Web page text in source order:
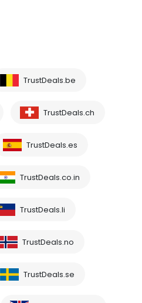
TrustDeals.be
TrustDeals.ch
TrustDeals.es
TrustDeals.co.in
TrustDeals.li
TrustDeals.no
TrustDeals.se